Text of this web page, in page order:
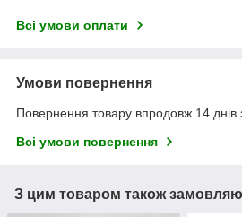
Всі умови оплати
Умови повернення
Повернення товару впродовж 14 днів
Всі умови повернення
З цим товаром також